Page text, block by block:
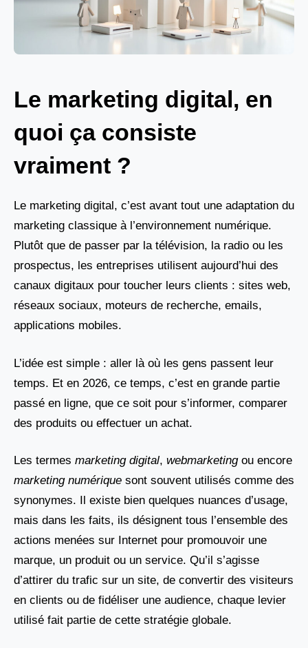
Le marketing digital, en
quoi ça consiste
vraiment ?
Le marketing digital, c’est avant tout une adaptation du
marketing classique à l’environnement numérique.
Plutôt que de passer par la télévision, la radio ou les
prospectus, les entreprises utilisent aujourd’hui des
canaux digitaux pour toucher leurs clients : sites web,
réseaux sociaux, moteurs de recherche, emails,
applications mobiles.
L’idée est simple : aller là où les gens passent leur
temps. Et en 2026, ce temps, c’est en grande partie
passé en ligne, que ce soit pour s’informer, comparer
des produits ou effectuer un achat.
Les termes marketing digital, webmarketingou encore
marketing numérique sont souvent utilisés comme des
synonymes. Il existe bien quelques nuances d’usage,
mais dans les faits, ils désignent tous l’ensemble des
actions menées sur Internet pour promouvoir une
marque, un produit ou un service. Qu’il s’agisse
d’attirer du trafic sur un site, de convertir des visiteurs
en clients ou de fidéliser une audience, chaque levier
utilisé fait partie de cette stratégie globale.